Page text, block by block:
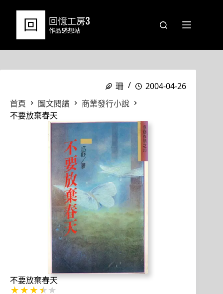
珊
2004-04-26
首頁
圖文閱讀
商業發行小說
不要放棄春天
不要放棄春天